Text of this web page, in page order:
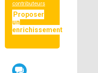
contributeurs
Proposer
un
enrichissement